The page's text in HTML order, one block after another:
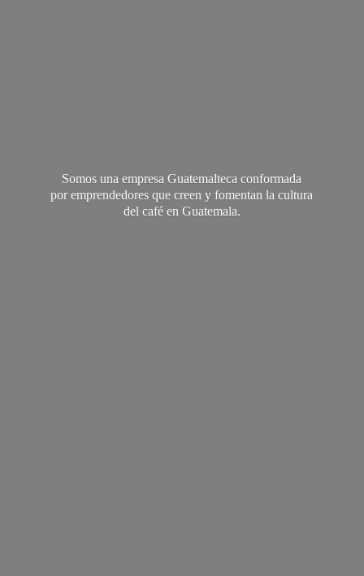
Somos una empresa Guatemalteca conformada
por emprendedores que creen y fomentan la cultura
del café en Guatemala.